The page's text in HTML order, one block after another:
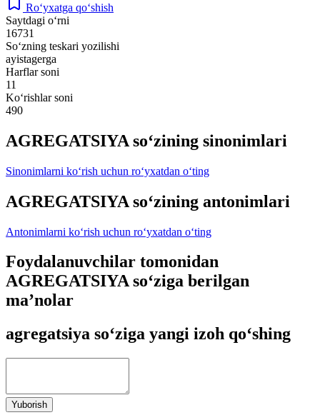
Ro‘yxatga qo‘shish
Saytdagi o‘rni
16731
So‘zning teskari yozilishi
ayistagerga
Harflar soni
11
Ko‘rishlar soni
490
AGREGATSIYA so‘zining sinonimlari
Sinonimlarni ko‘rish uchun ro‘yxatdan o‘ting
AGREGATSIYA so‘zining antonimlari
Antonimlarni ko‘rish uchun ro‘yxatdan o‘ting
Foydalanuvchilar tomonidan
AGREGATSIYA so‘ziga berilgan
ma’nolar
agregatsiya so‘ziga yangi izoh qo‘shing
Yuborish